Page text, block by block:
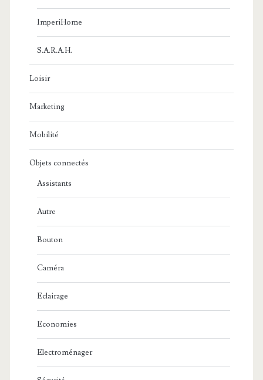
ImperiHome
S.A.R.A.H.
Loisir
Marketing
Mobilité
Objets connectés
Assistants
Autre
Bouton
Caméra
Eclairage
Economies
Electroménager